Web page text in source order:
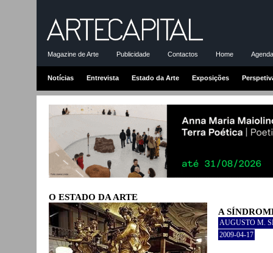
Magazine de Arte Publicidade Contactos Home
Notícias Entrevista Estado da Arte Exposições
O ESTADO DA ARTE
A
AUGUSTO M.
2009-04-17